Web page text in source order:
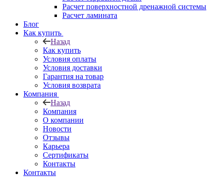
Расчет поверхностной дренажной системы
Расчет ламината
Блог
Как купить
Назад
Как купить
Условия оплаты
Условия доставки
Гарантия на товар
Условия возврата
Компания
Назад
Компания
О компании
Новости
Отзывы
Карьера
Сертификаты
Контакты
Контакты